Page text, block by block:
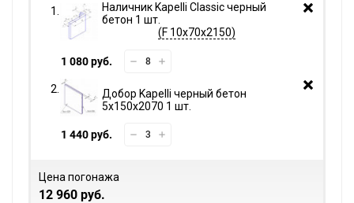
Наличник Kapelli Classic черный
бетон 1 шт.
F 10х70х2150
1 080 руб.
Добор Kapelli черный бетон
5х150х2070 1 шт.
1 440 руб.
Цена погонажа
12 960 руб.